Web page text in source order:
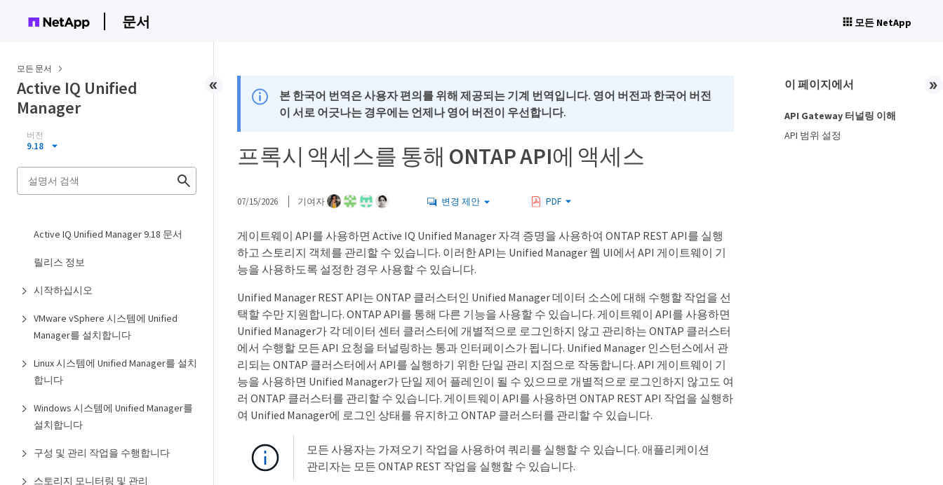
문서 모든 NetApp
모든 문서
Active IQ Unified
Manager
버전
9.18
Active IQ Unified Manager 9.18 문서
릴리스 정보
시작하십시오
VMware vSphere 시스템에 Unified
Manager를 설치합니다
Linux 시스템에 Unified Manager를 설치
합니다
Windows 시스템에 Unified Manager를
설치합니다
구성 및 관리 작업을 수행합니다
스토리지 모니터링 및 관리
본 한국어 번역은 사용자 편의를 위해 제공되는 기계 번역입니다. 영어 버전과 한국어 버전
이 서로 어긋나는 경우에는 언제나 영어 버전이 우선합니다.
프록시 액세스를 통해 ONTAP API에 액세스
07/15/2026 기여자 변경 제안 PDF
게이트웨이 API를 사용하면 Active IQ Unified Manager 자격 증명을 사용하여 ONTAP REST API를 실행
하고 스토리지 객체를 관리할 수 있습니다. 이러한 API는 Unified Manager 웹 UI에서 API 게이트웨이 기
능을 사용하도록 설정한 경우 사용할 수 있습니다.
Unified Manager REST API는 ONTAP 클러스터인 Unified Manager 데이터 소스에 대해 수행할 작업을 선
택할 수만 지원합니다. ONTAP API를 통해 다른 기능을 사용할 수 있습니다. 게이트웨이 API를 사용하면
Unified Manager가 각 데이터 센터 클러스터에 개별적으로 로그인하지 않고 관리하는 ONTAP 클러스터
에서 수행할 모든 API 요청을 터널링하는 통과 인터페이스가 됩니다. Unified Manager 인스턴스에서 관
리되는 ONTAP 클러스터에서 API를 실행하기 위한 단일 관리 지점으로 작동합니다. API 게이트웨이 기
능을 사용하면 Unified Manager가 단일 제어 플레인이 될 수 있으므로 개별적으로 로그인하지 않고도 여
러 ONTAP 클러스터를 관리할 수 있습니다. 게이트웨이 API를 사용하면 ONTAP REST API 작업을 실행하
여 Unified Manager에 로그인 상태를 유지하고 ONTAP 클러스터를 관리할 수 있습니다.
모든 사용자는 가져오기 작업을 사용하여 쿼리를 실행할 수 있습니다. 애플리케이션
관리자는 모든 ONTAP REST 작업을 실행할 수 있습니다.
이 페이지에서
API Gateway 터널링 이해
API 범위 설정